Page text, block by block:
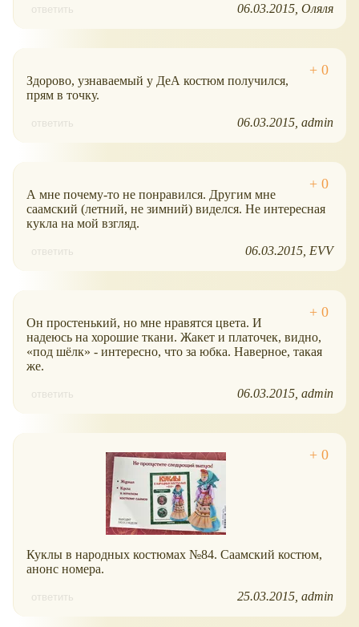
ответить 06.03.2015 Оляля
Здорово, узнаваемый у ДеА костюм получился,
прям в точку.
ответить 06.03.2015 admin
А мне почему-то не понравился. Другим мне
саамский (летний, не зимний) виделся. Не интересная
кукла на мой взгляд.
ответить 06.03.2015 EVV
Он простенький, но мне нравятся цвета. И
надеюсь на хорошие ткани. Жакет и платочек, видно,
под шёлк
- интересно, что за юбка. Наверное, такая
же.
ответить 06.03.2015 admin
Куклы в народных костюмах №84. Саамский костюм,
анонс номера.
ответить 25.03.2015 admin